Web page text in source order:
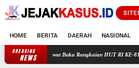
HOME BERITA DAERAH NASIONAL
BREAKING
NEWS Ketika Harta Lebih Nyaring Dari Ilmu